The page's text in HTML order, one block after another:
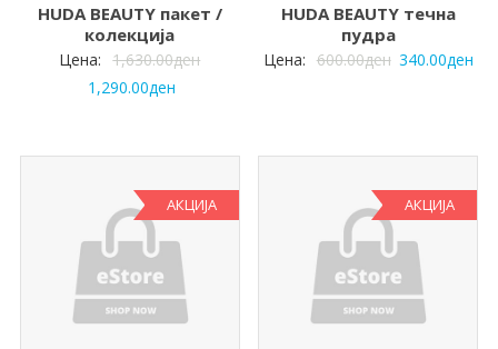
HUDA BEAUTY пакет /
колекција
Цена: 1,630.00ден
1,290.00ден
HUDA BEAUTY течна
пудра
Цена: 600.00ден 340.00ден
АКЦИЈА АКЦИЈА